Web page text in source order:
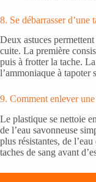
8. Se débarrasser d’une
Deux astuces
cuite. La première
puis à frotter la tache.
l’ammoniaque à tapoter
9. Comment enlever
Le plastique se nettoie
de l’eau savonneuse
plus résistantes, de
taches de sang avant